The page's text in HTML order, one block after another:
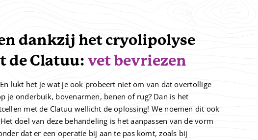
dankzij het cryolipolyse
de Clatuu: vet bevriezen
lukt het je wat je ook probeert niet om van dat overtollige
je onderbuik, bovenarmen, benen of rug? Dan is het
met de Clatuu wellicht de oplossing! We noemen dit ook
doel van deze behandeling is het aanpassen van de vorm
dat er een operatie bij aan te pas komt, zoals bij